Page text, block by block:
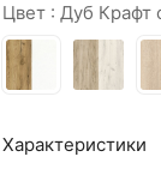
Цвет : Дуб Крафт
Характеристики